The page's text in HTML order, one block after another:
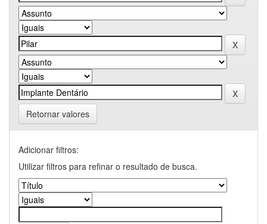
Retornar valores
Adicionar filtros:
Utilizar filtros para refinar o resultado de busca.